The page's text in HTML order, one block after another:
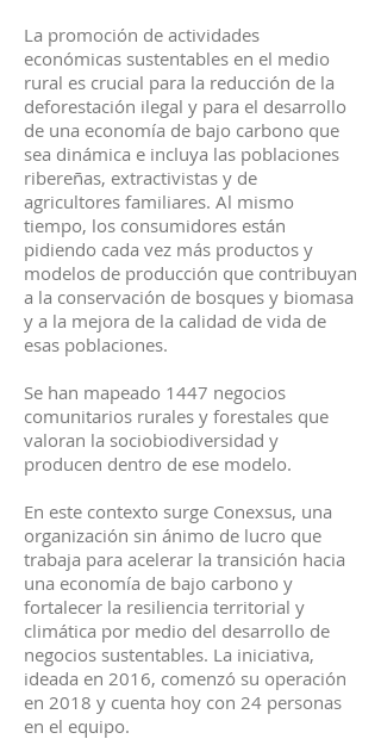
La promoción de actividades
económicas sustentables en el medio
rural es crucial para la reducción de la
deforestación ilegal y para el desarrollo
de una economía de bajo carbono que
sea dinámica e incluya las poblaciones
ribereñas, extractivistas y de
agricultores familiares. Al mismo
tiempo, los consumidores están
pidiendo cada vez más productos y
modelos de producción que contribuyan
a la conservación de bosques y biomasa
y a la mejora de la calidad de vida de
esas poblaciones.
Se han mapeado 1447 negocios
comunitarios rurales y forestales que
valoran la sociobiodiversidad y
producen dentro de ese modelo.
En este contexto surge Conexsus, una
organización sin ánimo de lucro que
trabaja para acelerar la transición hacia
una economía de bajo carbono y
fortalecer la resiliencia territorial y
climática por medio del desarrollo de
negocios sustentables. La iniciativa,
ideada en 2016, comenzó su operación
en 2018 y cuenta hoy con 24 personas
en el equipo.